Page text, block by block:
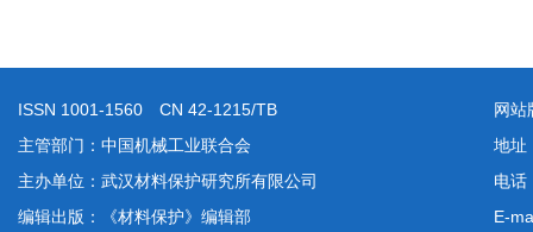
ISSN 1001-1560 CN 42-1215/TB
主管部门：中国机械工业联合会
主办单位：武汉材料保护研究所有限公司
编辑出版：《材料保护》编辑部
网站
地
电话
E-